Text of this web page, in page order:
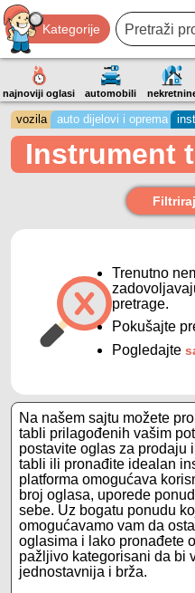
Kategorije
najnoviji oglasi automobili
vozila auto dijelovi i oprema
Instrument
Trenutno
pretrage.
Pokušajte
Pogledajte
Na našem sajtu možete
tabli prilagođenih vašim
postavite oglas za prodaju
tabli ili pronađite idealan
platforma omogućava
broj oglasa, uporede
sebe. Uz bogatu ponudu
omogućavamo vam da
oglasima i lako pronađete
pažljivo kategorisani da bi
jednostavnija i brža.